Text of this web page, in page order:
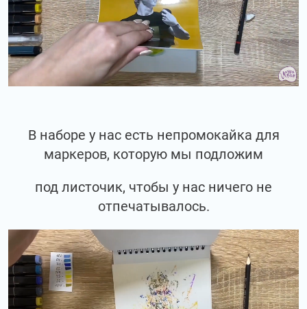
В наборе у нас есть непромокайка для
маркеров, которую мы подложим
под листочик, чтобы у нас ничего не
отпечатывалось.